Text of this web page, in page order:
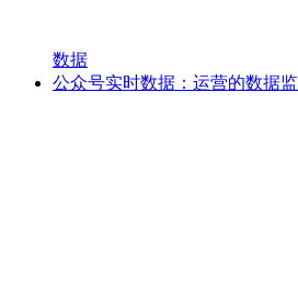
数据
公众号实时数据：运营的数据